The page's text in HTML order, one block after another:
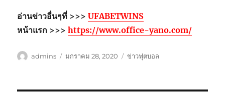
อ่านข่าวอื่นๆที่ >>>UFABETWINS
หน้าแรก >>>https://www.office-yano.com/
ผู้
admins
เขียน
มกราคม 28, 2020
หมวด
ข่าวฟุตบอล